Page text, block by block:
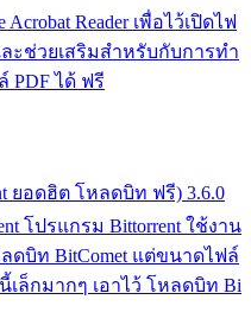
Reader เพื่อไว้เปิดไฟ
ละช่วยเสริมสำหรับกับการทำ
PDF ได้ ฟรี
ยอดฮิต โหลดบิท ฟรี) 3.6.0
โปรแกรม Bittorrent ใช้งาน
ดบิท BitComet แต่ขนาดไฟล์
เล็กมากๆ เอาไว้ โหลดบิท Bi